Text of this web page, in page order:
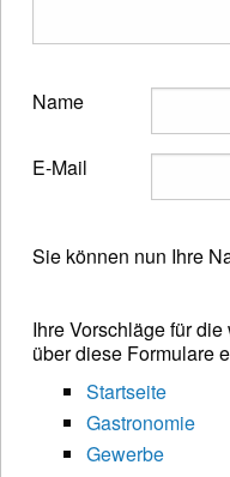
Name
E-Mail
Sie können nun Ihre
Ihre Vorschläge für
über diese Formulare
Startseite
Gastronomie
Gewerbe